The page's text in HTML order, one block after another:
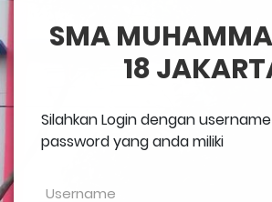
SMA
18
Silahkan Login dengan
password yang anda miliki